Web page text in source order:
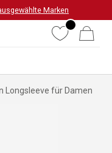
Marken
WunschlisteWarenkorb
Longsleeve für Damen